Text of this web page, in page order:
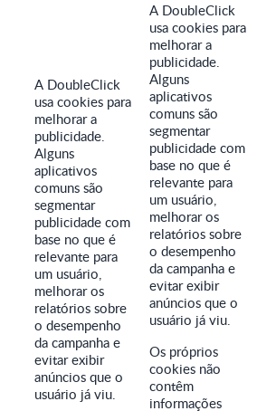
A DoubleClick
usa cookies para
melhorar a
publicidade.
Alguns
aplicativos
comuns são
segmentar
publicidade com
base no que é
relevante para
um usuário,
melhorar os
relatórios sobre
o desempenho
da campanha e
evitar exibir
anúncios que o
usuário já viu.
A DoubleClick
usa cookies para
melhorar a
publicidade.
Alguns
aplicativos
comuns são
segmentar
publicidade com
base no que é
relevante para
um usuário,
melhorar os
relatórios sobre
o desempenho
da campanha e
evitar exibir
anúncios que o
usuário já viu.
Os próprios
cookies não
contêm
informações